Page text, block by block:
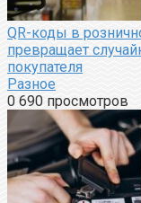
QR-коды в
превращает
покупателя
Разное
0 690 просмотров